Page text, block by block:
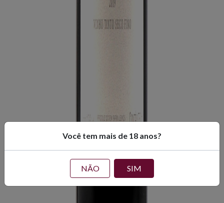
Você tem mais de 18 anos?
NÃO SIM